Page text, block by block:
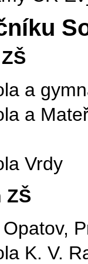
a
a
Vrdy
ZŠ
K. V.